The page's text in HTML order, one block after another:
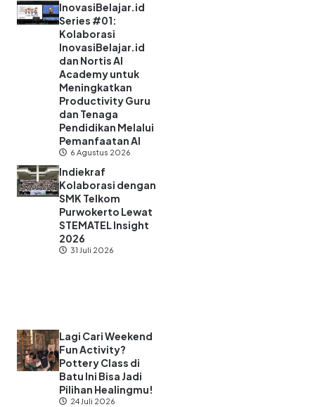
InovasiBelajar.id
Series #01:
Kolaborasi
InovasiBelajar.id
dan Nortis AI
Academy untuk
Meningkatkan
Productivity Guru
dan Tenaga
Pendidikan Melalui
Pemanfaatan AI
6 Agustus 2026
Indiekraf
Kolaborasi dengan
SMK Telkom
Purwokerto Lewat
STEMATEL Insight
2026
31 Juli 2026
Lagi Cari Weekend
Fun Activity?
Pottery Class di
Batu Ini Bisa Jadi
Pilihan Healingmu!
24 Juli 2026